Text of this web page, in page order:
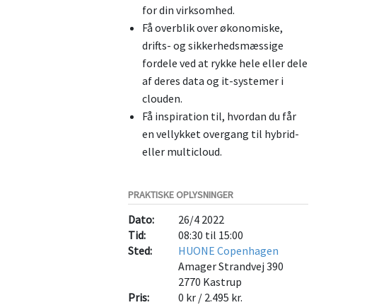
for din virksomhed.
Få overblik over økonomiske,
drifts- og sikkerhedsmæssige
fordele ved at rykke hele eller dele
af deres data og it-systemer i
clouden.
Få inspiration til, hvordan du får
en vellykket overgang til hybrid-
eller multicloud.
PRAKTISKE OPLYSNINGER
Dato:
26/4 2022
Tid:
08:30 til 15:00
Sted:
HUONE Copenhagen
Amager Strandvej 390
2770 Kastrup
Pris:
0 kr / 2.495 kr.